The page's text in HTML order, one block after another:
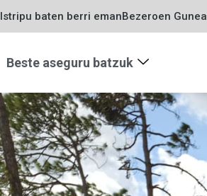
Istripu baten berri emanBezeroen Gunea
Beste aseguru batzuk